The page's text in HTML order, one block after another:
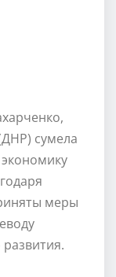
сумела
меры